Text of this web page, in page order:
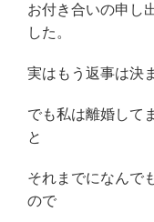
お付き合いの申し
した。
実はもう返事は決
でも私は離婚して
と
それまでになんで
ので